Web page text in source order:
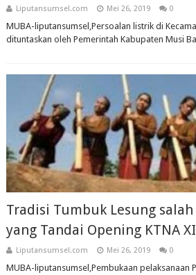
Liputansumsel.com Mei 26, 2019 0
MUBA-liputansumsel,Persoalan listrik di
dituntaskan oleh Pemerintah Kabupaten Musi
Tradisi Tumbuk Lesung
yang Tandai Opening KTNA
Liputansumsel.com Mei 26, 2019 0
MUBA-liputansumsel,Pembukaan pelaksanaan